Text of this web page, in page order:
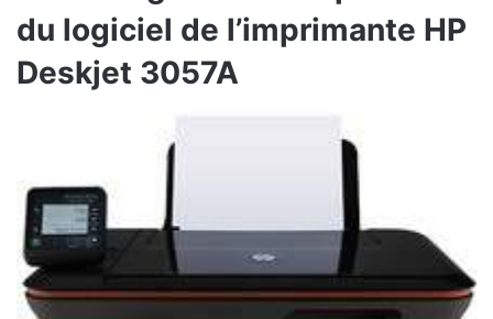
du logiciel de l’imprimante HP
Deskjet 3057A